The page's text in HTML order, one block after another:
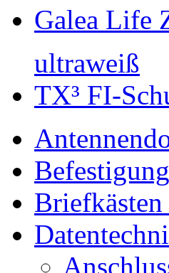
Galea
ultraweiß
TX³ FI-